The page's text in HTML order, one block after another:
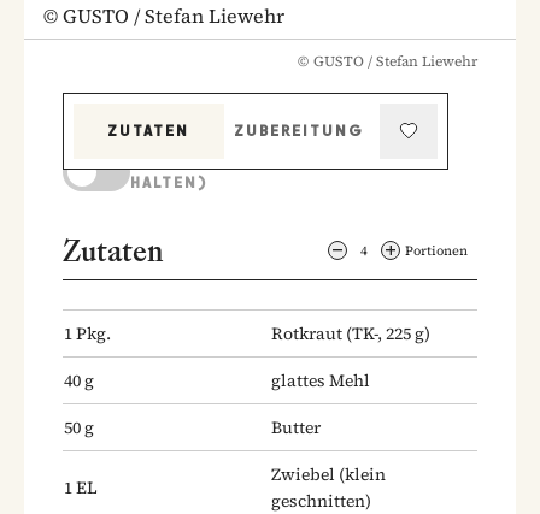
©GUSTO / Stefan Liewehr
© GUSTO / Stefan Liewehr
ZUTATEN
ZUBEREITUNG
HALTEN)
Zutaten 4 Portionen
1Pkg. Rotkraut (TK-, 225 g)
40g
glattes Mehl
50g Butter
1EL
Zwiebel (klein
geschnitten)